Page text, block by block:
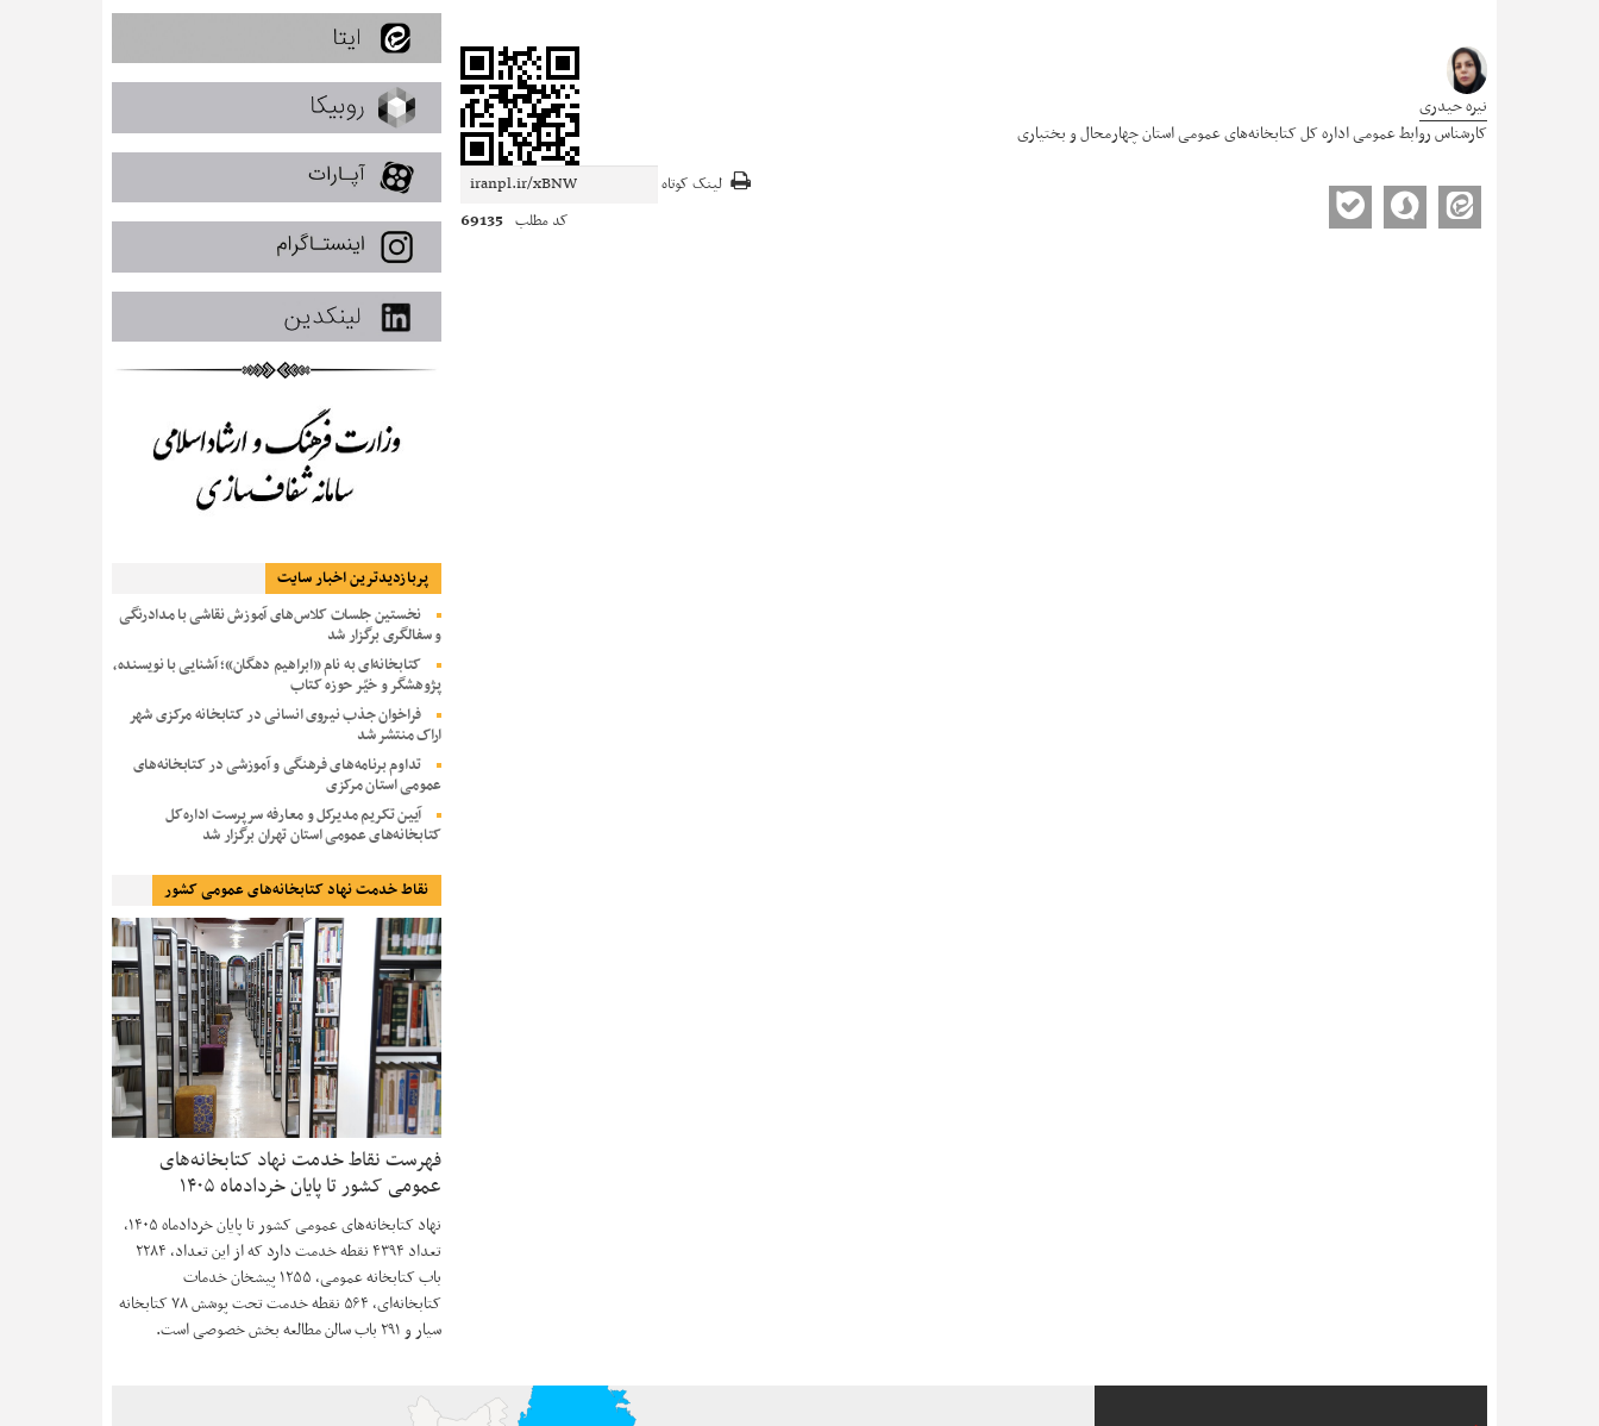
نیره حیدری
کارشناس روابط عمومی اداره کل کتابخانه‌های عمومی استان چهارمحال و بختیاری
لینک کوتاه
کد مطلب 69135
پربازديدترين اخبار سایت
نخستین جلسات کلاس‌های آموزش نقاشی با مدادرنگی
و سفالگری برگزار شد
کتابخانه‌ای به نام «ابراهیم دهگان»؛ آشنایی با نویسنده،
پژوهشگر و خیّر حوزه کتاب
فراخوان جذب نیروی انسانی در کتابخانه مرکزی شهر
اراک منتشر شد
تداوم برنامه‌های فرهنگی و آموزشی در کتابخانه‌های
عمومی استان مرکزی
آیین تکریم مدیرکل و معارفه سرپرست اداره‌کل
کتابخانه‌های عمومی استان تهران برگزار شد
نقاط خدمت نهاد کتابخانه‌های عمومی کشور
فهرست نقاط خدمت نهاد کتابخانه‌های
عمومی کشور تا پایان خردادماه ۱۴۰۵
نهاد کتابخانه‌های عمومی کشور تا پایان خردادماه ۱۴۰۵،
تعداد ۴۳۹۴ نقطه خدمت دارد که از این تعداد، ۲۲۸۴
باب کتابخانه عمومی، ۱۲۵۵ پیشخان خدمات
کتابخانه‌ای، ۵۶۴ نقطه خدمت تحت پوشش ۷۸ کتابخانه
سیار و ۲۹۱ باب سالن مطالعه بخش خصوصی است.